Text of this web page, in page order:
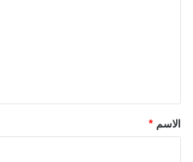
الاسم *